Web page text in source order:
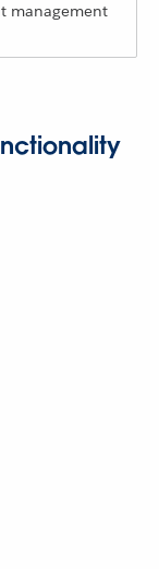
management